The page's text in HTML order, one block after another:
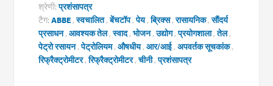
श्रेणी:प्रशंसापत्र
टैग:ABBE ,स्वचालित,बेंचटॉप,पेय,ब्रिक्स,रासायनिक,सौंदर्य
प्रसाधन,आवश्यक तेल,स्वाद,भोजन,उद्योग,प्रयोगशाला,तेल,
पेट्रो रसायन,पेट्रोलियम,औषधीय,आर/आई,अपवर्तक सूचकांक,
रिफ्रैक्ट्रोमीटर,रिफ्रैक्ट्रोमीटर,चीनी,प्रशंसापत्र